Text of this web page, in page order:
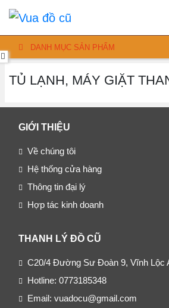
DANH MỤC SẢN PHẨM
TỦ LẠNH, MÁY GIẶT
GIỚI THIỆU
Về chúng tôi
Hệ thống cửa hàng
Thông tin đại lý
Hợp tác kinh doanh
THANH LÝ ĐỒ CŨ
C20/4 Đường Sư Đoàn 9, Vĩnh Lộc
Hotline: 0773185348
Email: vuadocu@gmail.com